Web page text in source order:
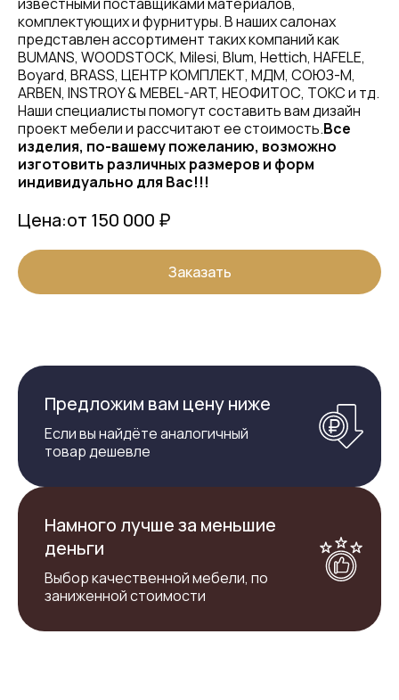
известными поставщиками материалов,
комплектующих и фурнитуры. В наших салонах
представлен ассортимент таких компаний как
BUMANS, WOODSTOCK, Milesi, Blum, Hettich, HAFELE,
Boyard, BRASS, ЦЕНТР КОМПЛЕКТ, МДМ, СОЮЗ-М,
ARBEN, INSTROY & MEBEL-ART, НЕОФИТОС, ТОКС и тд.
Наши специалисты помогут составить вам дизайн
проект мебели и рассчитают ее стоимость.Все
изделия, по-вашему пожеланию, возможно
изготовить различных размеров и форм
индивидуально для Вас!!!
Цена:от 150 000 ₽
Заказать
Предложим вам цену ниже
Если вы найдёте аналогичный
товар дешевле
Намного лучше за меньшие
деньги
Выбор качественной мебели, по
заниженной стоимости